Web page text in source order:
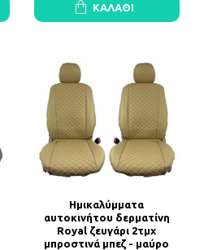
ΚΑΛΆΘΙ
Ημικαλύμματα
αυτοκινήτου δερματίνη
Royal ζευγάρι 2τμχ
μπροστινά μπεζ - μαύρο